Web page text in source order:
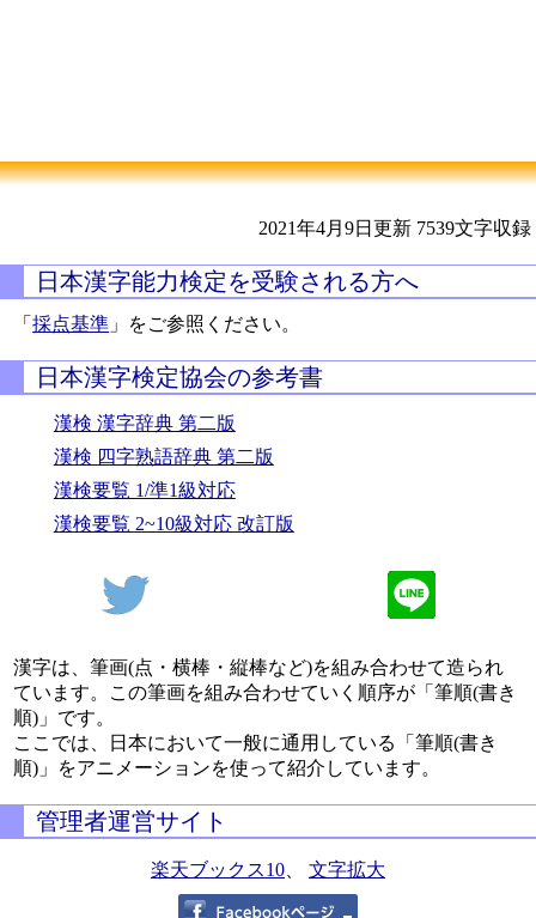
2021年4月9日更新 7539文字収録
日本漢字能力検定を受験される方へ
「採点基準 」をご参照ください。
日本漢字検定協会の参考書
漢検 漢字辞典 第二版
漢検 四字熟語辞典 第二版
漢検要覧 1/準1級対応
漢検要覧 2~10級対応 改訂版
漢字は、筆画(点・横棒・縦棒など)を組み合わせて造られ
ています。この筆画を組み合わせていく順序が「筆順(書き
順)」です。
ここでは、日本において一般に通用している「筆順(書き
順)」をアニメーションを使って紹介しています。
管理者運営サイト
楽天ブックス10 文字拡大